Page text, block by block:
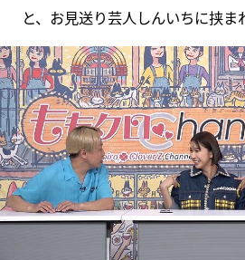
と、お見送り芸人しんいちに挟ま